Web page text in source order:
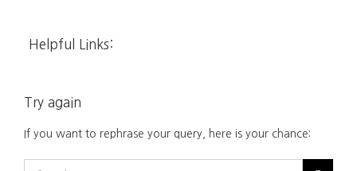
Helpful Links:
Try again
If you want to rephrase your query, here is your chance: